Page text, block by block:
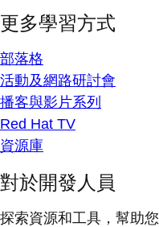
更多學習方式
部落格
活動及網路研討會
播客與影片系列
Red Hat TV
資源庫
對於開發人員
探索資源和工具，幫助